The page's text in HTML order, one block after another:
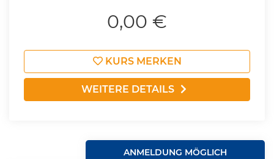
0,00 €
KURS MERKEN
WEITERE DETAILS
ANMELDUNG MÖGLICH